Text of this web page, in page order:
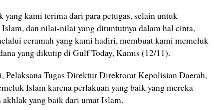
yang kami terima dari para petugas, selain untuk
dan nilai-nilai yang dituntutnya dalam hal cinta,
ceramah yang kami hadiri, membuat kami memeluk
yang dikutip di Gulf Today, Kamis (12/11).
Tugas Direktur Direktorat Kepolisian Daerah,
Islam karena perlakuan yang baik yang mereka
akhlak yang baik dari umat Islam.